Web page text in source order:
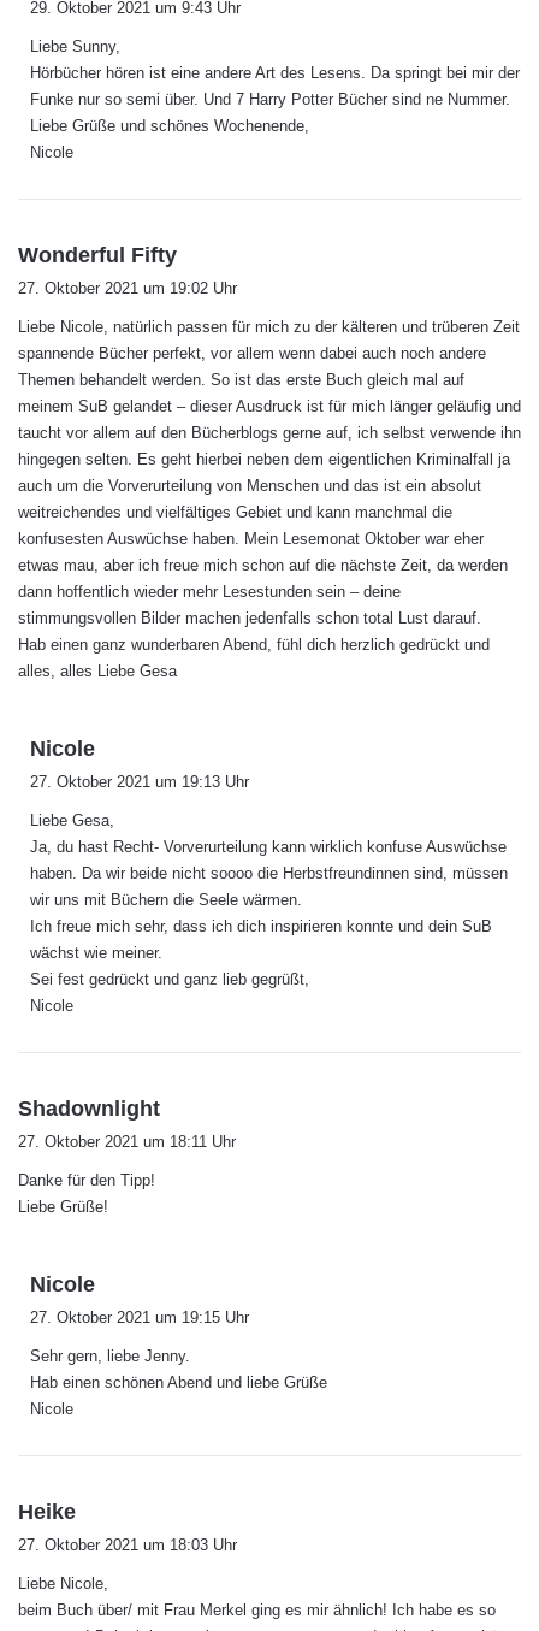
t
:
29. Oktober 2021 um 9:43 Uhr
Liebe Sunny,
Hörbücher hören ist eine andere Art des Lesens. Da springt bei mir der
Funke nur so semi über. Und 7 Harry Potter Bücher sind ne Nummer.
Liebe Grüße und schönes Wochenende,
Nicole
Wonderful Fifty
t
:
27. Oktober 2021 um 19:02 Uhr
Liebe Nicole, natürlich passen für mich zu der kälteren und trüberen Zeit
spannende Bücher perfekt, vor allem wenn dabei auch noch andere
Themen behandelt werden. So ist das erste Buch gleich mal auf
meinem SuB gelandet – dieser Ausdruck ist für mich länger geläufig und
taucht vor allem auf den Bücherblogs gerne auf, ich selbst verwende ihn
hingegen selten. Es geht hierbei neben dem eigentlichen Kriminalfall ja
auch um die Vorverurteilung von Menschen und das ist ein absolut
weitreichendes und vielfältiges Gebiet und kann manchmal die
konfusesten Auswüchse haben. Mein Lesemonat Oktober war eher
etwas mau, aber ich freue mich schon auf die nächste Zeit, da werden
dann hoffentlich wieder mehr Lesestunden sein – deine
stimmungsvollen Bilder machen jedenfalls schon total Lust darauf.
Hab einen ganz wunderbaren Abend, fühl dich herzlich gedrückt und
alles, alles Liebe Gesa
Nicole
t
:
27. Oktober 2021 um 19:13 Uhr
Liebe Gesa,
Ja, du hast Recht- Vorverurteilung kann wirklich konfuse Auswüchse
haben. Da wir beide nicht soooo die Herbstfreundinnen sind, müssen
wir uns mit Büchern die Seele wärmen.
Ich freue mich sehr, dass ich dich inspirieren konnte und dein SuB
wächst wie meiner.
Sei fest gedrückt und ganz lieb gegrüßt,
Nicole
Shadownlight
27. Oktober 2021 um 18:11 Uhr
Danke für den Tipp!
Liebe Grüße!
Nicole
t
:
27. Oktober 2021 um 19:15 Uhr
Sehr gern, liebe Jenny.
Hab einen schönen Abend und liebe Grüße
Nicole
Heike
t
:
27. Oktober 2021 um 18:03 Uhr
Liebe Nicole,
beim Buch über/ mit Frau Merkel ging es mir ähnlich! Ich habe es so